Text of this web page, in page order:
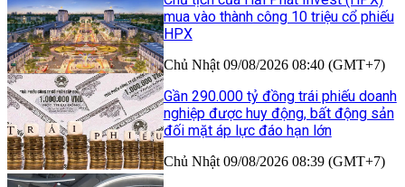
mua vào thành công 10 triệu cổ phiếu
HPX
Chủ Nhật 09/08/2026 08:40 (GMT+7)
Gần 290.000 tỷ đồng trái phiếu doanh
nghiệp được huy động, bất động sản
đối mặt áp lực đáo hạn lớn
Chủ Nhật 09/08/2026 08:39 (GMT+7)